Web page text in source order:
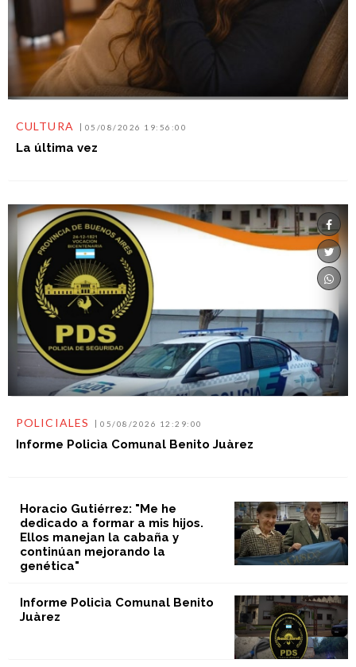
CULTURA 05/08/2026 19:56:00
La última vez
POLICIALES 05/08/2026 12:29:00
Informe Policìa Comunal Benito Juàrez
Horacio Gutiérrez: "Me he
dedicado a formar a mis hijos.
Ellos manejan la cabaña y
continúan mejorando la
genética"
Informe Policìa Comunal Benito
Juàrez